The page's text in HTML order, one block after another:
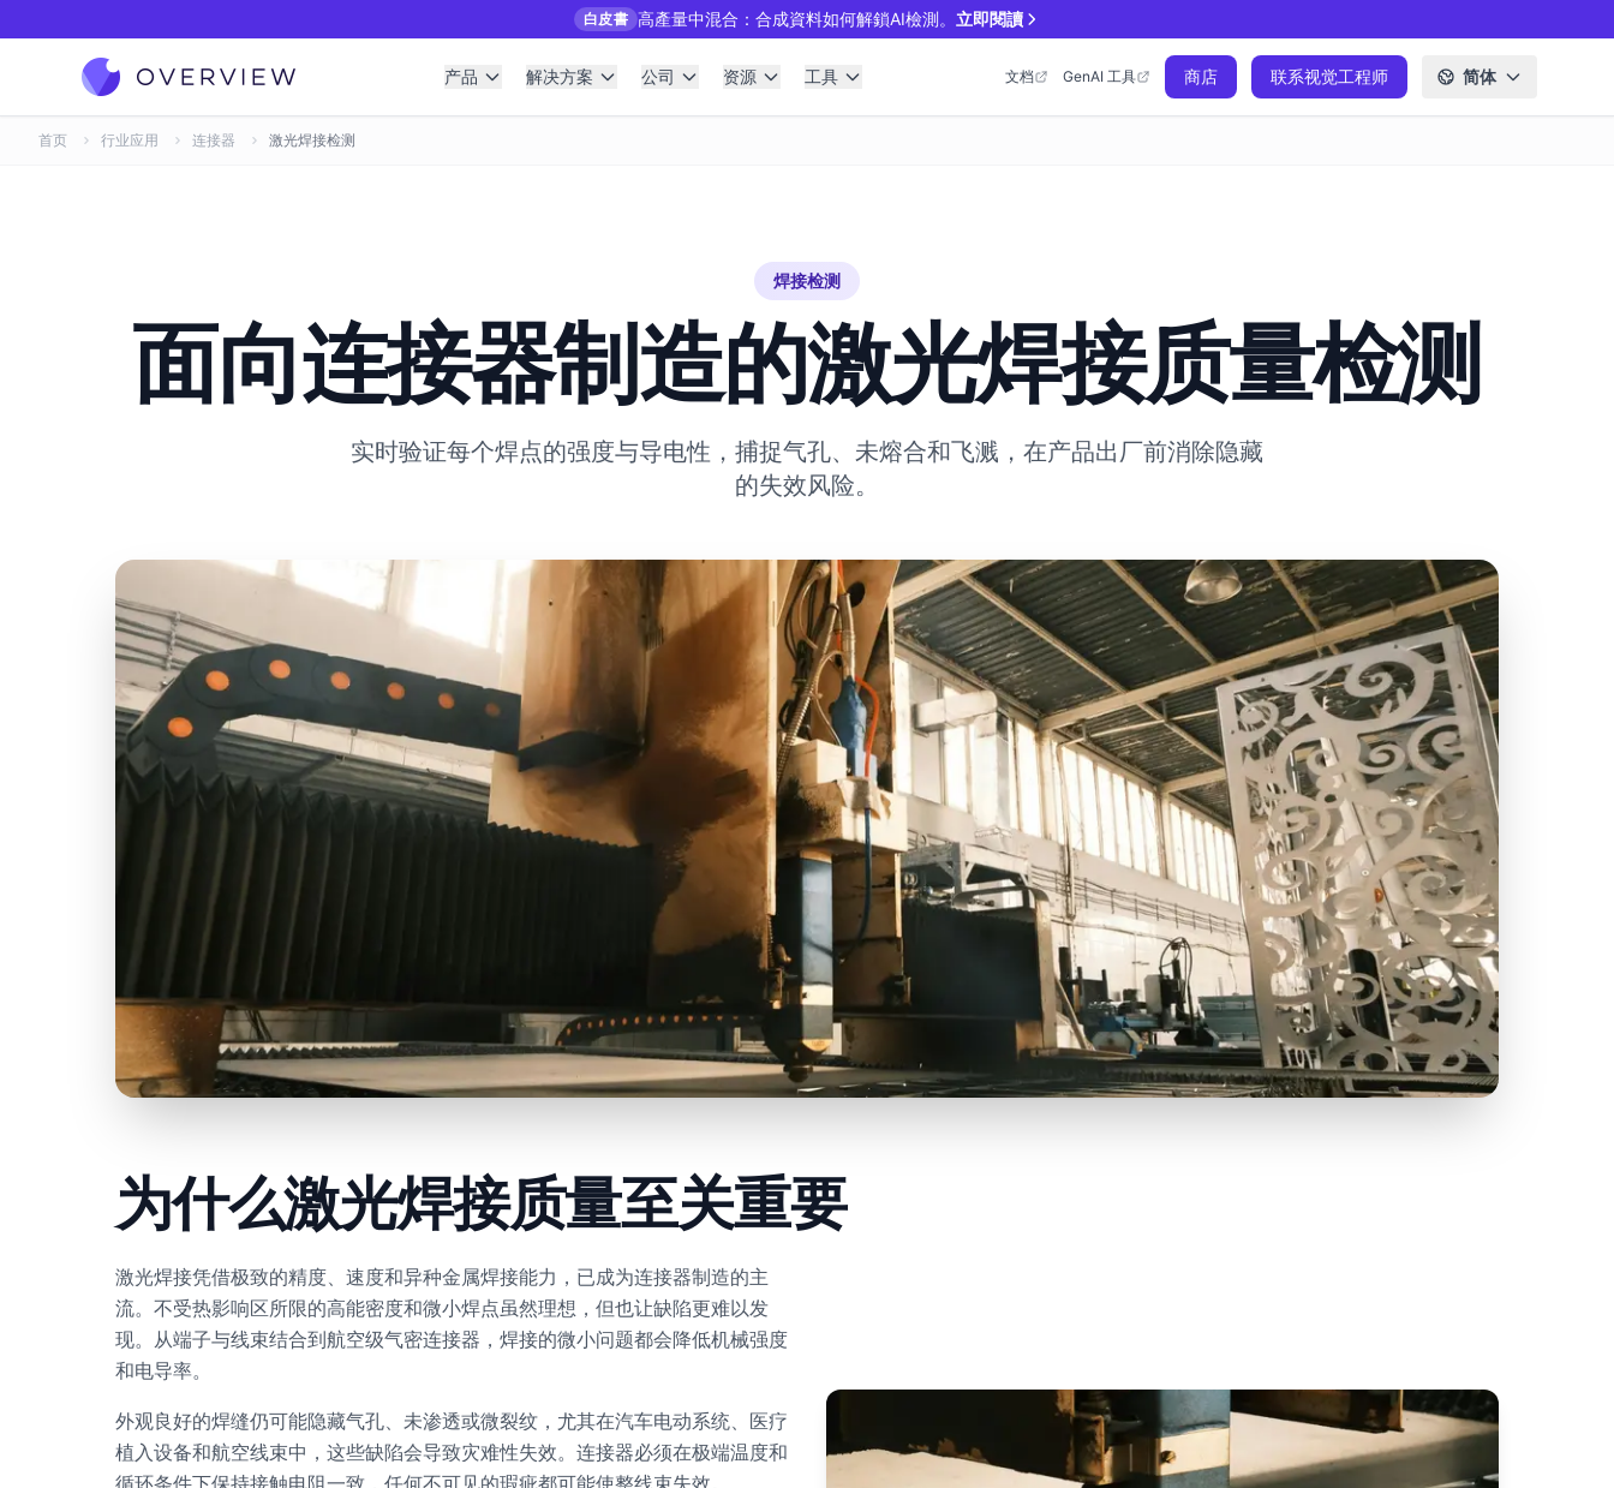
白皮書 高產量中混合：合成資料如何解鎖AI檢測。立即閱讀
产品 解决方案 公司 资源 工具 文档 GenAI 工具 商店 联系视觉工程师 简体
首页 行业应用 连接器 激光焊接检测
焊接检测
面向连接器制造的激光焊接质量检测
实时验证每个焊点的强度与导电性，捕捉气孔、未熔合和飞溅，在产品出厂前消除隐藏
的失效风险。
为什么激光焊接质量至关重要
激光焊接凭借极致的精度、速度和异种金属焊接能力，已成为连接器制造的主
流。不受热影响区所限的高能密度和微小焊点虽然理想，但也让缺陷更难以发
现。从端子与线束结合到航空级气密连接器，焊接的微小问题都会降低机械强度
和电导率。
外观良好的焊缝仍可能隐藏气孔、未渗透或微裂纹，尤其在汽车电动系统、医疗
植入设备和航空线束中，这些缺陷会导致灾难性失效。连接器必须在极端温度和
循环条件下保持接触电阻一致，任何不可见的瑕疵都可能使整线束失效。